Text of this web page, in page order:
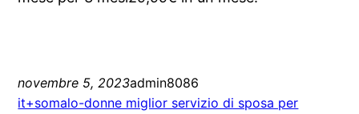
novembre 5, 2023admin8086
it+somalo-donne miglior servizio di sposa per